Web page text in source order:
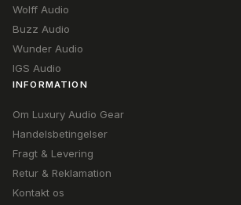
Wolff Audio
Buzz Audio
Wunder Audio
IGS Audio
INFORMATION
Om Luxury Audio Gear
Handelsbetingelser
Fragt & Levering
Retur & Reklamation
Kontakt os